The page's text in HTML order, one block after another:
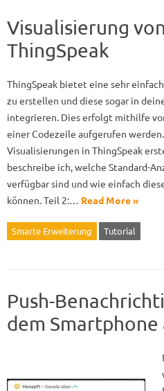
Visualisierung
ThingSpeak
ThingSpeak bietet eine sehr
zu erstellen und diese sogar in
integrieren. Dies erfolgt mithilfe
einer Codezeile aufgerufen
Visualisierungen in ThingSpeak
beschreibe ich, welche Standard-
verfügbar sind und wie einfach
können. Teil 2:… Read More »
Smarte Erweiterung Tutorial
Push-
dem Smartphone